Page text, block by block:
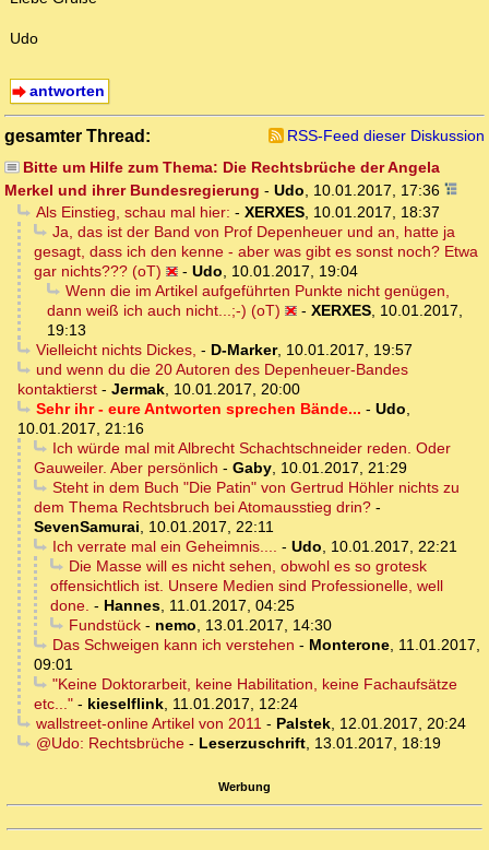
Udo
antworten
gesamter Thread:
RSS-Feed dieser Diskussion
Bitte um Hilfe zum Thema: Die Rechtsbrüche der Angela
Merkel und ihrer Bundesregierung - Udo, 10.01.2017, 17:36
Als Einstieg, schau mal hier: - XERXES, 10.01.2017, 18:37
Ja, das ist der Band von Prof Depenheuer und an, hatte ja
gesagt, dass ich den kenne - aber was gibt es sonst noch? Etwa
gar nichts??? (oT)
- Udo, 10.01.2017, 19:04
Wenn die im Artikel aufgeführten Punkte nicht genügen,
dann weiß ich auch nicht...;-) (oT)
- XERXES, 10.01.2017,
19:13
Vielleicht nichts Dickes, - D-Marker, 10.01.2017, 19:57
und wenn du die 20 Autoren des Depenheuer-Bandes
kontaktierst - Jermak, 10.01.2017, 20:00
Sehr ihr - eure Antworten sprechen Bände... - Udo,
10.01.2017, 21:16
Ich würde mal mit Albrecht Schachtschneider reden. Oder
Gauweiler. Aber persönlich - Gaby, 10.01.2017, 21:29
Steht in dem Buch "Die Patin" von Gertrud Höhler nichts zu
dem Thema Rechtsbruch bei Atomausstieg drin? -
SevenSamurai, 10.01.2017, 22:11
Ich verrate mal ein Geheimnis.... - Udo, 10.01.2017, 22:21
Die Masse will es nicht sehen, obwohl es so grotesk
offensichtlich ist. Unsere Medien sind Professionelle, well
done. - Hannes, 11.01.2017, 04:25
Fundstück- nemo, 13.01.2017, 14:30
Das Schweigen kann ich verstehen - Monterone, 11.01.2017,
09:01
"Keine Doktorarbeit, keine Habilitation, keine Fachaufsätze
etc..." - kieselflink, 11.01.2017, 12:24
wallstreet-online Artikel von 2011- Palstek, 12.01.2017, 20:24
@Udo: Rechtsbrüche- Leserzuschrift, 13.01.2017, 18:19
Werbung